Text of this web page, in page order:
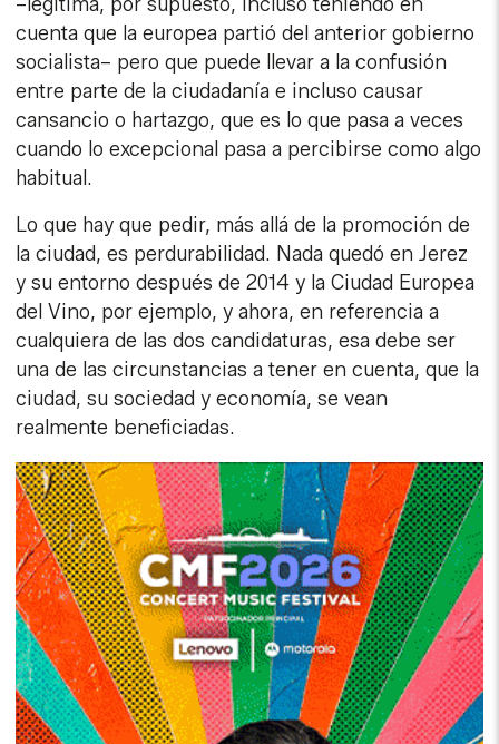
cuenta que la europea partió del anterior gobierno
socialista– pero que puede llevar a la confusión
entre parte de la ciudadanía e incluso causar
cansancio o hartazgo, que es lo que pasa a veces
cuando lo excepcional pasa a percibirse como algo
habitual.
Lo que hay que pedir, más allá de la promoción de
la ciudad, es perdurabilidad. Nada quedó en Jerez
y su entorno después de 2014 y la Ciudad Europea
del Vino, por ejemplo, y ahora, en referencia a
cualquiera de las dos candidaturas, esa debe ser
una de las circunstancias a tener en cuenta, que la
ciudad, su sociedad y economía, se vean
realmente beneficiadas.